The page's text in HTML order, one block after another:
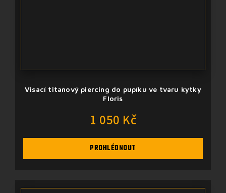
Visací titanový piercing do pupíku ve tvaru kytky
Floris
1 050 Kč
PROHLÉDNOUT